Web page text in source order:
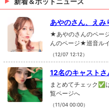
あやのさん、えみ
さんの写真を更新
★あやのさんのペー
んのページ★巡音ル
（12/07 12:12）
12名のキャスト
まとめてチェック✅
覧ページへ
（11/04 00:00）